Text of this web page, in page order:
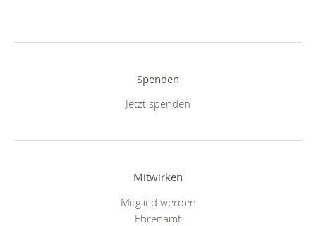
Spenden
Jetzt spenden
Mitwirken
Mitglied werden
Ehrenamt